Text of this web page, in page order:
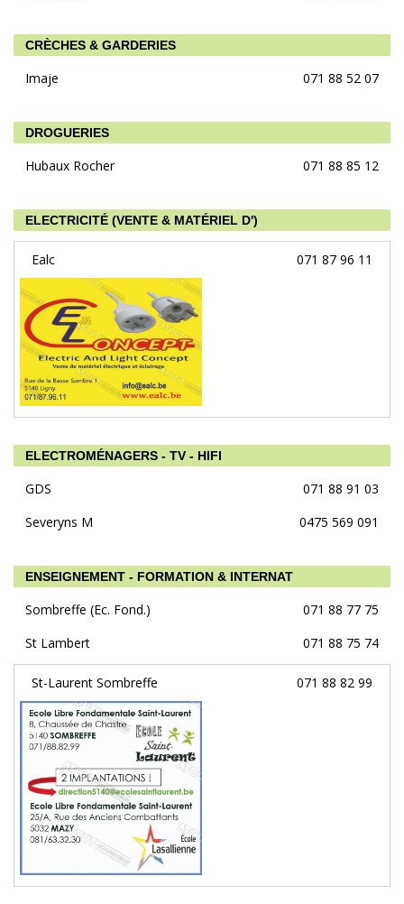
CRÈCHES & GARDERIES
Imaje 071 88 52 07
DROGUERIES
Hubaux Rocher 071 88 85 12
ELECTRICITÉ (VENTE & MATÉRIEL D')
Ealc 071 87 96 11
ELECTROMÉNAGERS - TV - HIFI
GDS
071 88 91 03
Severyns M
0475 569 091
ENSEIGNEMENT - FORMATION & INTERNAT
Sombreffe (Ec. Fond.)
071 88 77 75
St Lambert
071 88 75 74
St-Laurent Sombreffe 071 88 82 99